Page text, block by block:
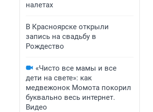
налетах
В Красноярске открыли
запись на свадьбу в
Рождество
«Чисто все мамы и все
дети на свете»: как
медвежонок Момота покорил
буквально весь интернет.
Видео